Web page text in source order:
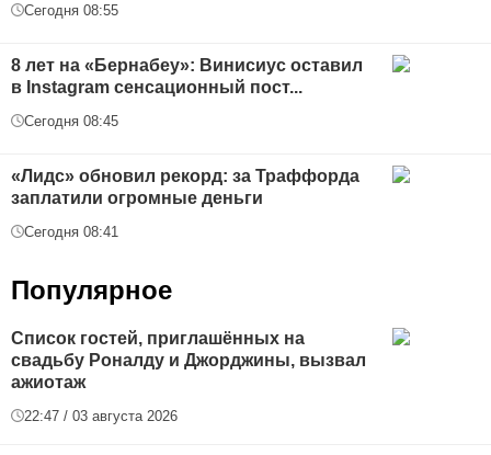
Сегодня 08:55
8 лет на «Бернабеу»: Винисиус оставил
в Instagram сенсационный пост...
Сегодня 08:45
«Лидс» обновил рекорд: за Траффорда
заплатили огромные деньги
Сегодня 08:41
Популярное
Список гостей, приглашённых на
свадьбу Роналду и Джорджины, вызвал
ажиотаж
22:47 / 03 августа 2026